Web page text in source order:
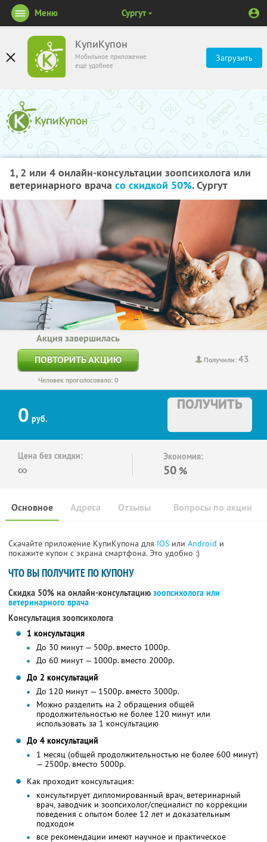
КупиКупон
Мобильное приложение
ещё удобнее
Загрузить
Меню Сургут
1, 2 или 4 онлайн-консультации зоопсихолога или
ветеринарного врача со скидкой 50%. Сургут
Получили:43
Акция завершилась
ПОВТОРИТЬ АКЦИЮ
Человек проголосовало: 0
0 руб.
ПОЛУЧИТЬ
Цена без скидки:
∞
Экономия:
50 %
Основное Отзывы Вопросы по акции
Адреса
Скачайте приложение КупиКупона для IOS или Android и
покажите купон с экрана смартфона. Это удобно :)
ЧТО ВЫ ПОЛУЧИТЕ ПО КУПОНУ
Скидка 50% на онлайн-консультацию зоопсихолога или
ветеринарного врача
Консультация зоопсихолога
1 консультация
До 30 минут — 500р. вместо 1000р.
До 60 минут — 1000р. вместо 2000р.
До 2 консультаций
До 120 минут — 1500р. вместо 3000р.
Можно разделить на 2 обращения общей
продолжительностью не более 120 минут или
использовать за 1 консультацию
До 4 консультаций
1 месяц (общей продолжительностью не более 600 минут)
— 2500р. вместо 5000р.
Как проходит консультация:
консультирует дипломированный врач, ветеринарный
врач, заводчик и зоопсихолог/специалист по коррекции
поведения с опытом более 12 лет и доказательным
подходом
все рекомендации имеют научное и практическое